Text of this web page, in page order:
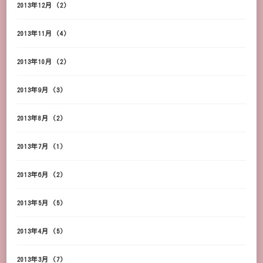
2013年12月 (2)
2013年11月 (4)
2013年10月 (2)
2013年9月 (3)
2013年8月 (2)
2013年7月 (1)
2013年6月 (2)
2013年5月 (5)
2013年4月 (5)
2013年3月 (7)